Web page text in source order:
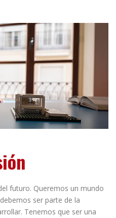
futuro. Queremos un mundo
ser parte de la
Tenemos que ser una